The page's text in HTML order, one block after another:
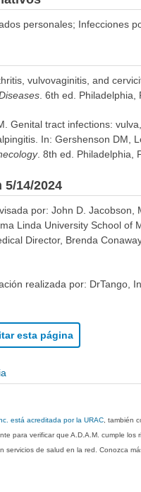
personales; Infecciones
vulvovaginitis, and
. 6th ed. Philadelphia,
Genital tract infections:
In: Gershenson DM,
. 8th ed. Philadelphia,
14/2024
por: John D.
Linda University School of
Director, Brenda
realizada por: DrTango,
esta página
está acreditada por la URAC , también
para verificar que A.D.A.M. cumple
servicios de salud en la red. Conozca